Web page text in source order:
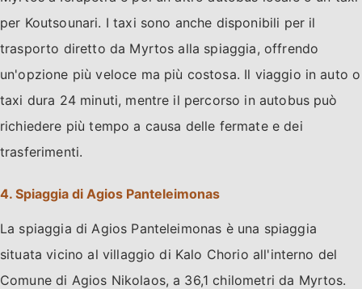
per Koutsounari. I taxi sono anche disponibili per il
trasporto diretto da Myrtos alla spiaggia, offrendo
un'opzione più veloce ma più costosa. Il viaggio in auto o
taxi dura 24 minuti, mentre il percorso in autobus può
richiedere più tempo a causa delle fermate e dei
trasferimenti.
4. Spiaggia di Agios Panteleimonas
La spiaggia di Agios Panteleimonas è una spiaggia
situata vicino al villaggio di Kalo Chorio all'interno del
Comune di Agios Nikolaos, a 36,1 chilometri da Myrtos.